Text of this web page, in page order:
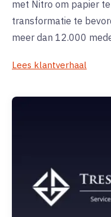
met Nitro om papier
transformatie te
meer dan 12.000
Lees klantverhaal